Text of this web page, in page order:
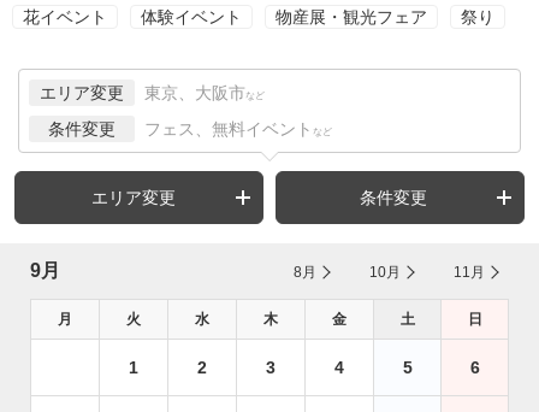
花イベント 体験イベント 物産展・観光フェア 祭り
エリア変更 東京、大阪市 など
条件変更 フェス、無料イベント など
エリア変更 条件変更
9月 8月 10月 11月
月 火 水 木 金 土 日
1 2 3 4 5 6